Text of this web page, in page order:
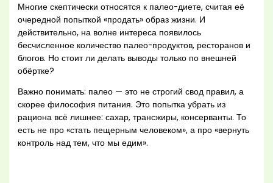
Многие скептически относятся к палео-диете, считая её
очередной попыткой «продать» образ жизни. И
действительно, на волне интереса появилось
бесчисленное количество палео-продуктов, ресторанов и
блогов. Но стоит ли делать выводы только по внешней
обёртке?
Важно понимать: палео — это не строгий свод правил, а
скорее философия питания. Это попытка убрать из
рациона всё лишнее: сахар, трансжиры, консерванты. То
есть не про «стать пещерным человеком», а про «вернуть
контроль над тем, что мы едим».